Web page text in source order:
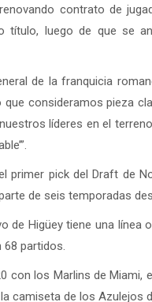
contrato de
título, luego de que se
de la franquicia
consideramos pieza
líderes en el
primer pick del Draft de
de seis temporadas
de Higüey tiene una línea
68 partidos.
con los Marlins de
camiseta de los Azulejos